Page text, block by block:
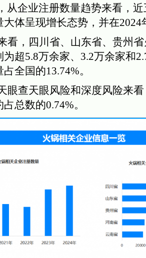
从企业注册数量趋势来看，
体呈现增长态势，并在2024
看，四川省、山东省、贵州
超5.8万余家、3.2万余家和
全国的13.74%。
眼查天眼风险和深度风险来
总数的0.74%。